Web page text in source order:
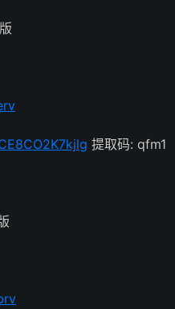
提取码: qfm1